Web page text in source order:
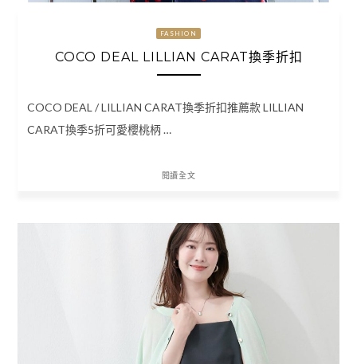
FASHION
COCO DEAL LILLIAN CARAT換季折扣
COCO DEAL / LILLIAN CARAT換季折扣推薦款 LILLIAN
CARAT換季5折可愛櫻桃柄 …
閱讀全文